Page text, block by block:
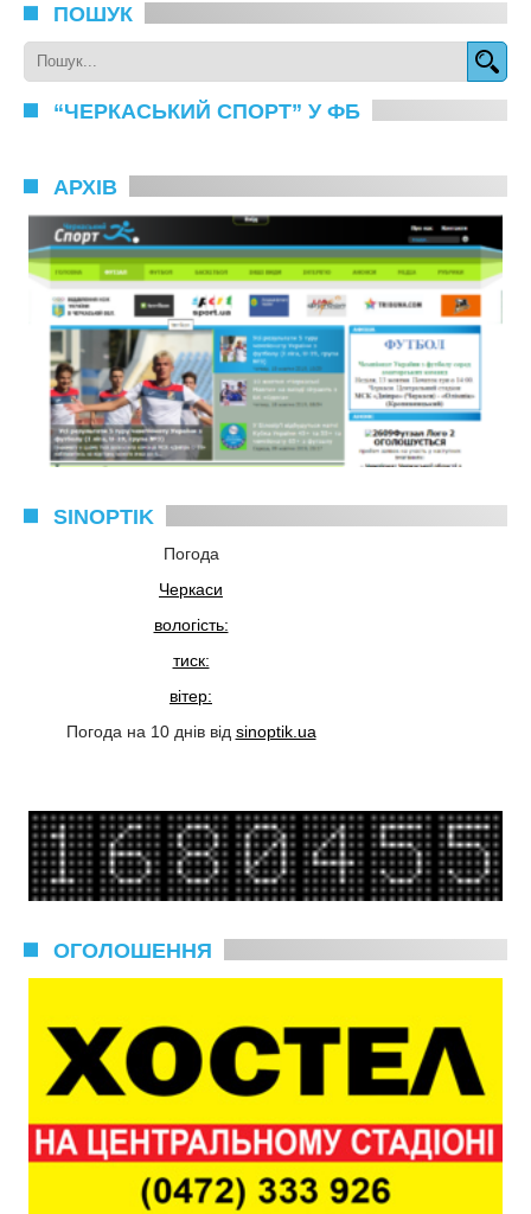
ПОШУК
“ЧЕРКАСЬКИЙ СПОРТ” У ФБ
АРХІВ
SINOPTIK
Погода
Черкаси
вологість:
тиск:
вітер:
Погода на 10 днів від sinoptik.ua
ОГОЛОШЕННЯ